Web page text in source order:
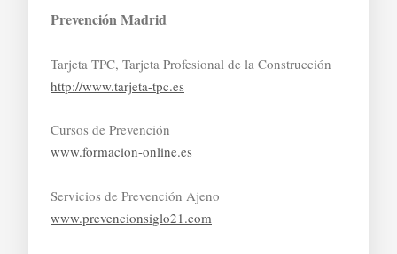
Prevención Madrid
Tarjeta TPC, Tarjeta Profesional de la Construcción
http://www.tarjeta-tpc.es
Cursos de Prevención
www.formacion-online.es
Servicios de Prevención Ajeno
www.prevencionsiglo21.com